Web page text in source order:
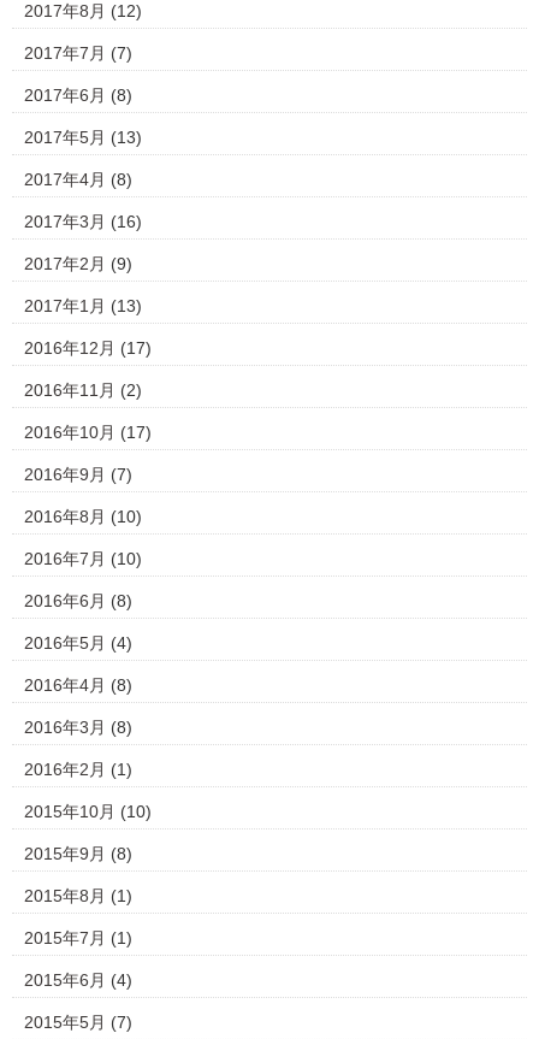
2017年8月 (12)
2017年7月 (7)
2017年6月 (8)
2017年5月 (13)
2017年4月 (8)
2017年3月 (16)
2017年2月 (9)
2017年1月 (13)
2016年12月 (17)
2016年11月 (2)
2016年10月 (17)
2016年9月 (7)
2016年8月 (10)
2016年7月 (10)
2016年6月 (8)
2016年5月 (4)
2016年4月 (8)
2016年3月 (8)
2016年2月 (1)
2015年10月 (10)
2015年9月 (8)
2015年8月 (1)
2015年7月 (1)
2015年6月 (4)
2015年5月 (7)